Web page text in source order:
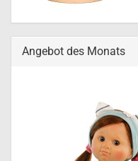
Angebot des Monats